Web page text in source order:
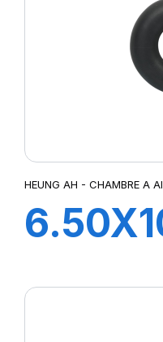
HEUNG AH - CHAMBRE A